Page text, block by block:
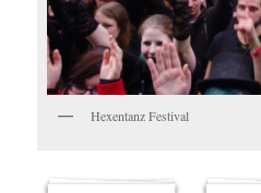
Hexentanz Festival